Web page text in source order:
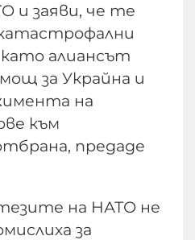
и заяви, че те
като алиансът
за Украйна и
на
към
предаде
на НАТО не
за